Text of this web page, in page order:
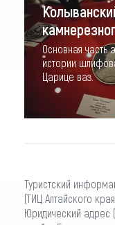
Основная часть
истории
Царице ваз.
Туристский
(ТИЦ Алтайского
Юридический адрес